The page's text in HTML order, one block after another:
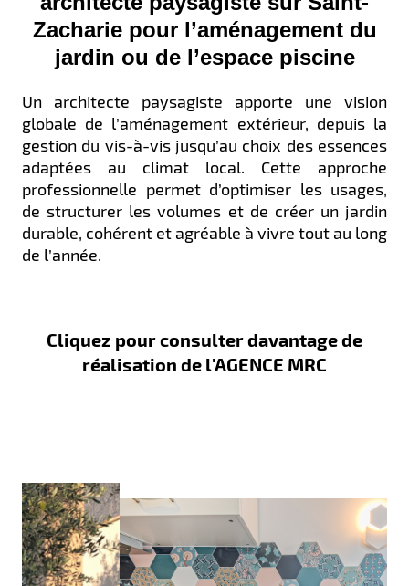
Zacharie pour l’aménagement du
jardin ou de l’espace piscine
Un architecte paysagiste apporte une vision
globale de l’aménagement extérieur, depuis la
gestion du vis-à-vis jusqu’au choix des essences
adaptées au climat local. Cette approche
professionnelle permet d’optimiser les usages,
de structurer les volumes et de créer un jardin
durable, cohérent et agréable à vivre tout au long
de l’année.
Cliquez pour consulter davantage de
réalisation de l'AGENCE MRC